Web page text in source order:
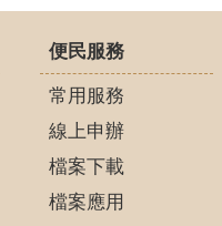
便民服務
常用服務
線上申辦
檔案下載
檔案應用